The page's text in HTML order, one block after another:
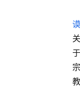
谟
关
于
宗
教